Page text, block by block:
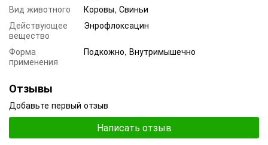
Вид животного
Коровы, Свиньи
Действующее
вещество
Энрофлоксацин
Форма
применения
Подкожно, Внутримышечно
Отзывы
Добавьте первый отзыв
Написать отзыв